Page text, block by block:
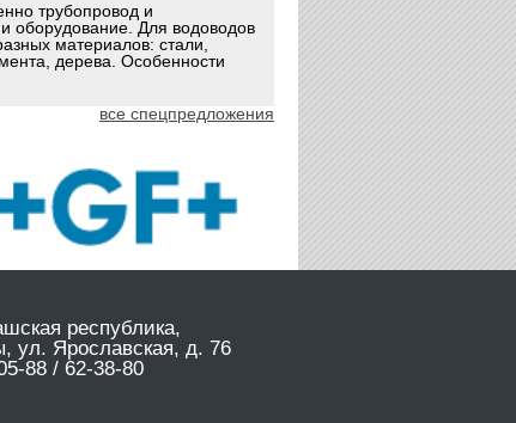
трубопровод и
оборудование. Для водоводов
материалов: стали,
дерева. Особенности
все спецпредложения
республика,
ул. Ярославская, д. 76
88 / 62-38-80